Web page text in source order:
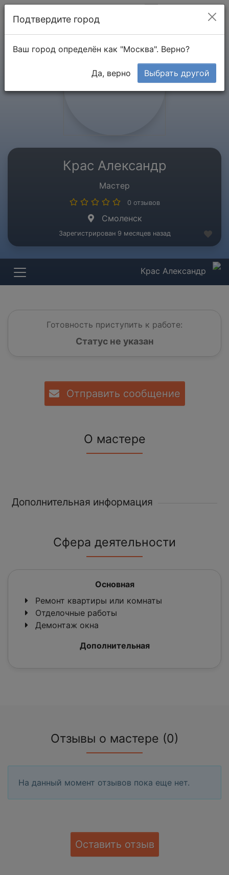
Крас Александр
Мастер
0 отзывов
Смоленск
Зарегистрирован 9 месяцев назад
Крас Александр
Готовность приступить к работе:
Статус не указан
Отправить сообщение
О мастере
Дополнительная информация
Сфера деятельности
Основная
Ремонт квартиры или комнаты
Отделочные работы
Демонтаж окна
Дополнительная
Отзывы о мастере (0)
На данный момент отзывов пока еще нет.
Оставить отзыв
Подтвердите город
Ваш город определён как "Москва". Верно?
Да, верно Выбрать другой